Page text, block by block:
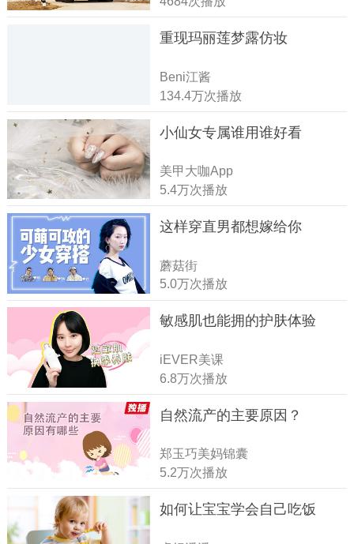
重现玛丽莲梦露仿妆
Beni江酱
134.4万次播放
小仙女专属谁用谁好看
美甲大咖App
5.4万次播放
这样穿直男都想嫁给你
蘑菇街
5.0万次播放
敏感肌也能拥的护肤体验
iEVER美课
6.8万次播放
自然流产的主要原因？
郑玉巧美妈锦囊
5.2万次播放
如何让宝宝学会自己吃饭